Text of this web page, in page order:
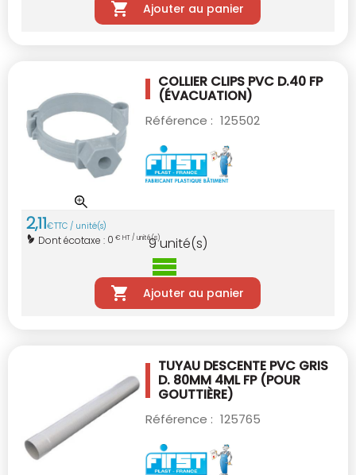
Ajouter au panier
COLLIER CLIPS PVC D.40 FP
(ÉVACUATION)
Référence : 125502
2,11€TTC / unité(s)
Dont écotaxe : 0 € HT / unité(s)
9unité(s)
Ajouter au panier
TUYAU DESCENTE PVC GRIS
D. 80MM 4MLFP (POUR
GOUTTIÈRE)
Référence : 125765